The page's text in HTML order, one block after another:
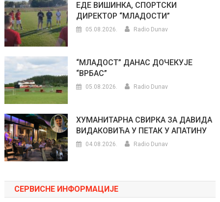
ЕДЕ ВИШИНКА, СПОРТСКИ
ДИРЕКТОР “МЛАДОСТИ”
05.08.2026. Radio Dunav
“МЛАДОСТ” ДАНАС ДОЧЕКУЈЕ
“ВРБАС”
05.08.2026. Radio Dunav
ХУМАНИТАРНА СВИРКА ЗА ДАВИДА
ВИДАКОВИЋА У ПЕТАК У АПАТИНУ
04.08.2026. Radio Dunav
СЕРВИСНЕ ИНФОРМАЦИЈЕ